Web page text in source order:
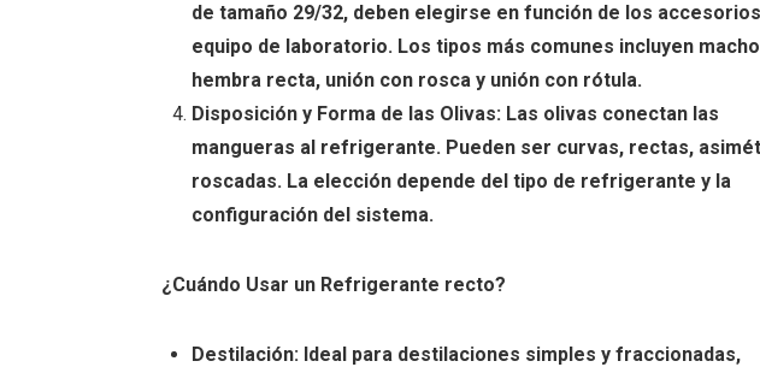
de tamaño 29/32, deben elegirse en función de los
equipo de laboratorio. Los tipos más comunes incluyen
hembra recta, unión con rosca y unión con rótula.
Disposición y Forma de las Olivas: Las olivas conectan las
mangueras al refrigerante. Pueden ser curvas, rectas,
roscadas. La elección depende del tipo de refrigerante y la
configuración del sistema.
¿Cuándo Usar un Refrigerante recto?
Destilación: Ideal para destilaciones simples y fraccionadas,